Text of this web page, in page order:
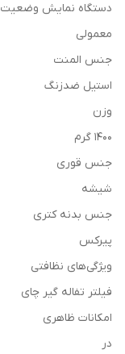
دستگاه نمایش وضعیت
معمولی
جنس المنت
استیل ضدزنگ
وزن
1400 گرم
جنس قوری
شیشه
جنس بدنه کتری
پیرکس
ویژگی‌های نظافتی
فیلتر تفاله گیر چای
امکانات ظاهری
در